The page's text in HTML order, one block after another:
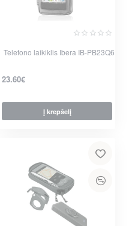
Telefono laikiklis Ibera IB-PB23Q6
23.60€
Į krepšelį